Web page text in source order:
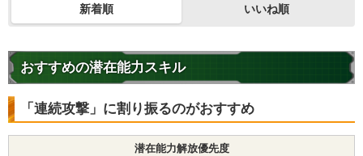
新着順 いいね順
おすすめの潜在能力スキル
「連続攻撃」に割り振るのがおすすめ
潜在能力解放優先度